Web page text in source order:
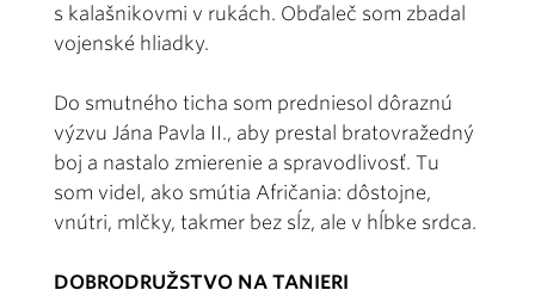
s kalašnikovmi v rukách. Obďaleč som zbadal
vojenské hliadky.
Do smutného ticha som predniesol dôraznú
výzvu Jána Pavla II., aby prestal bratovražedný
boj a nastalo zmierenie a spravodlivosť. Tu
som videl, ako smútia Afričania: dôstojne,
vnútri, mlčky, takmer bez sĺz, ale v hĺbke srdca.
DOBRODRUŽSTVO NA TANIERI